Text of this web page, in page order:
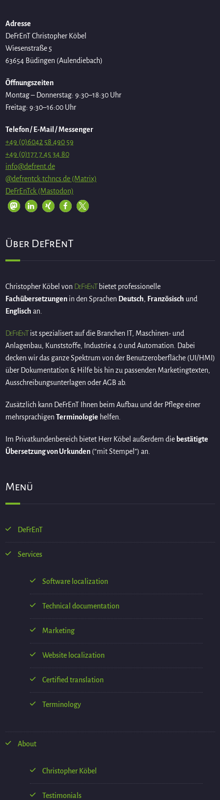
Adresse
DeFrEnT Christopher Köbel
Wiesenstraße 5
63654 Büdingen (Aulendiebach)
Öffnungszeiten
Montag – Donnerstag: 9:30–18:30 Uhr
Freitag: 9:30–16:00 Uhr
Telefon / E-Mail / Messenger
+49 (0)6042 58 490 59
+49 (0)177 7 45 34 80
info@defrent.de
@defrentck:tchncs.de (Matrix)
DeFrEnTck (Mastodon)
Über DeFrEnT
Christopher Köbel von DeFrEnTbietet professionelle
Fachübersetzungenin den Sprachen Deutsch, Französisch und
Englisch an.
DeFrEnTist spezialisert auf die Branchen IT, Maschinen- und
Anlagenbau, Kunststoffe, Industrie 4.0 und Automation. Dabei
decken wir das ganze Spektrum von der Benutzeroberfläche (UI/HMI)
über Dokumentation & Hilfe bis hin zu passenden Marketingtexten,
Ausschreibungsunterlagen oder AGB ab.
Zusätzlich kann DeFrEnT Ihnen beim Aufbau und der Pflege einer
mehrsprachigen Terminologie helfen.
Im Privatkundenbereich bietet Herr Köbel außerdem die bestätigte
Übersetzung von Urkunden(“mit Stempel”) an.
Menü
DeFrEnT
Services
Software localization
Technical documentation
Marketing
Website localization
Certified translation
Terminology
About
Christopher Köbel
Testimonials